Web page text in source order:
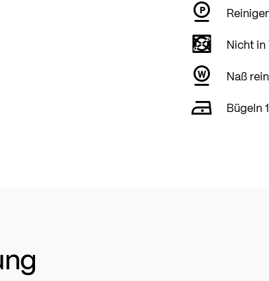
Nicht
Naß
Bügeln